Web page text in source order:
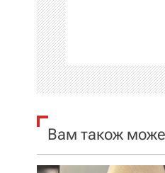
а
ц
і
я
Вам також